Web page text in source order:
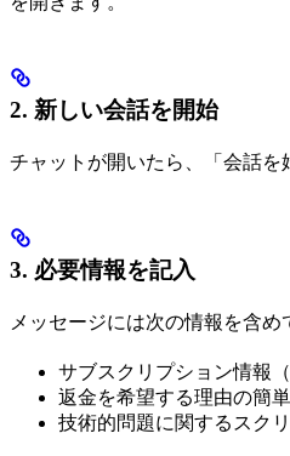
2. 新しい会話を開始
チャットが開いたら、「会話を
3. 必要情報を記入
メッセージには次の情報を含め
サブスクリプション情報
返金を希望する理由の簡
技術的問題に関するスク